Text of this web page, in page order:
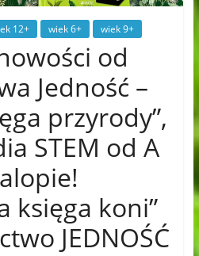
12+ wiek 6+ wiek 9+
od
Jedność –
przyrody”,
STEM od A
księga koni”
JEDNOŚĆ